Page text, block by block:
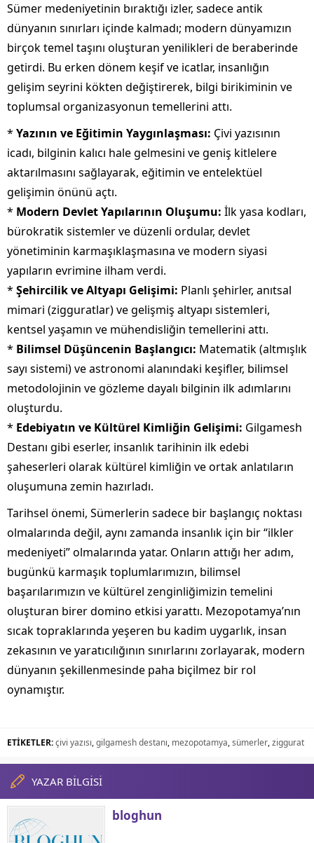
Sümer medeniyetinin bıraktığı izler, sadece antik
dünyanın sınırları içinde kalmadı; modern dünyamızın
birçok temel taşını oluşturan yenilikleri de beraberinde
getirdi. Bu erken dönem keşif ve icatlar, insanlığın
gelişim seyrini kökten değiştirerek, bilgi birikiminin ve
toplumsal organizasyonun temellerini attı.
* Yazının ve Eğitimin Yaygınlaşması: Çivi yazısının
icadı, bilginin kalıcı hale gelmesini ve geniş kitlelere
aktarılmasını sağlayarak, eğitimin ve entelektüel
gelişimin önünü açtı.
* Modern Devlet Yapılarının Oluşumu: İlk yasa kodları,
bürokratik sistemler ve düzenli ordular, devlet
yönetiminin karmaşıklaşmasına ve modern siyasi
yapıların evrimine ilham verdi.
* Şehircilik ve Altyapı Gelişimi: Planlı şehirler, anıtsal
mimari (zigguratlar) ve gelişmiş altyapı sistemleri,
kentsel yaşamın ve mühendisliğin temellerini attı.
* Bilimsel Düşüncenin Başlangıcı: Matematik (altmışlık
sayı sistemi) ve astronomi alanındaki keşifler, bilimsel
metodolojinin ve gözleme dayalı bilginin ilk adımlarını
oluşturdu.
* Edebiyatın ve Kültürel Kimliğin Gelişimi: Gilgamesh
Destanı gibi eserler, insanlık tarihinin ilk edebi
şaheserleri olarak kültürel kimliğin ve ortak anlatıların
oluşumuna zemin hazırladı.
Tarihsel önemi, Sümerlerin sadece bir başlangıç noktası
olmalarında değil, aynı zamanda insanlık için bir “ilkler
medeniyeti” olmalarında yatar. Onların attığı her adım,
bugünkü karmaşık toplumlarımızın, bilimsel
başarılarımızın ve kültürel zenginliğimizin temelini
oluşturan birer domino etkisi yarattı. Mezopotamya’nın
sıcak topraklarında yeşeren bu kadim uygarlık, insan
zekasının ve yaratıcılığının sınırlarını zorlayarak, modern
dünyanın şekillenmesinde paha biçilmez bir rol
oynamıştır.
ETİKETLER:çivi yazısı,gilgamesh destanı, mezopotamya,sümerler,ziggurat
YAZAR BİLGİSİ
bloghun